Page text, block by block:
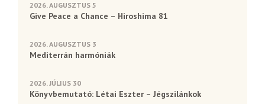
2026. AUGUSZTUS 5
Give Peace a Chance – Hiroshima 81
2026. AUGUSZTUS 3
Mediterrán harmóniák
2026. JÚLIUS 30
Könyvbemutató: Létai Eszter – Jégszilánkok